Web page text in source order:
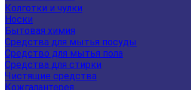
Колготки и чулки
Носки
Бытовая химия
Средства для мытья посуды
Средство для мытья пола
Средства для стирки
Чистящие средства
Кожгалантерея